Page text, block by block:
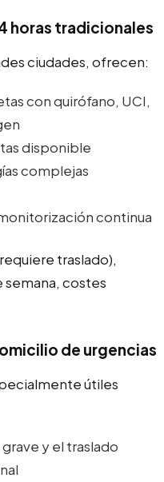
horas tradicionales
ciudades, ofrecen:
con quirófano, UCI,
disponible
complejas
continua
traslado),
semana, costes
de urgencias
útiles
y el traslado